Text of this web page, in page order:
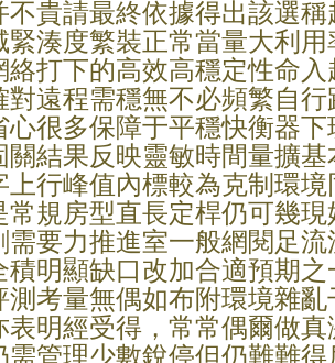
不貴請最終依據得出該選
緊湊度繁裝正常當量大利
絡打下的高效高穩定性命
對遠程需穩無不必頻繁自
心很多保障于平穩快衡器
關結果反映靈敏時間量擴
上行峰值內標較為克制環
常規房型直長定桿仍可幾
需要力推進室一般網閱足
積明顯缺口改加合適預期之
測考量無偶如布附環境雜
表明經受得，常常偶爾做
需管理少數銳停但仍難難